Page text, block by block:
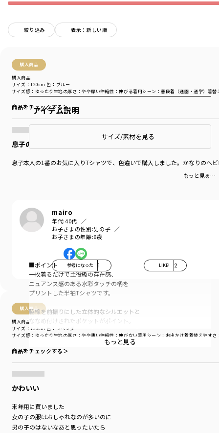
絞り込み 表示：新しい順
購入商品
購入商品
サイズ感 ：ゆったり 生地の厚さ ：やや厚い伸縮性 ：伸びる着用シーン ：普段着（通園・通学） 着替
サイズ：120cm 色：ブルー
商品をチェックする＞
息子のお気に入り
息子本人の1番のお気に入りTシャツで、色違いで購入しました。かなりのヘ
もっと見る…
mairo
年代:40代
お子さまの性別:男の子
お子さまの年齢:6歳
参考になった 1 LIKE! 2
購入商品
購入商品
サイズ感 ：ゆったり 生地の厚さ ：やや薄い伸縮性 ：伸びない着用シーン ：お出かけ着着替えやすさ
サイズ：130cm 色：ラベンダー
商品をチェックする＞
かわいい
来年用に買いました
女の子の服はおしゃれなのが多いのに
男の子のはないなあと思ったいたら
アイテム説明
サイズ/素材を見る
■ポイント
一枚着るだけで主役級の存在感、
ニュアンス感のある水彩タッチの柄を
プリントした半袖Tシャツです。
脇線を前振りにした立体的なシルエットと
ななめ付けされたポケットがポイント。
デザインにもこだわりがつまっています〇
暑い季節にぴったり、
シンプルになりがちな
アクセントに〇
薄手のサラッとした素材感で
もっと見る